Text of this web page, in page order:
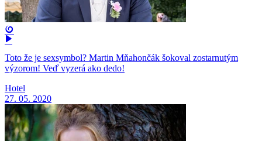
Toto že je sexsymbol? Martin Mňahončák šokoval zostarnutým
výzorom! Veď vyzerá ako dedo!
Hotel
27. 05. 2020